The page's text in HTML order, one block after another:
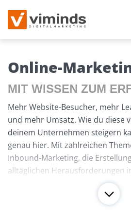
Online-
MIT WISSEN ZUM
Mehr Website-Besucher, mehr
und mehr Umsatz. Wie du diese
deinem Unternehmen steigern
genau hier. Mit zahlreichen
Inbound-Marketing, die
alltäglichen Herausforderungen
löschen wir deinen
aufblüht und die Menschen da